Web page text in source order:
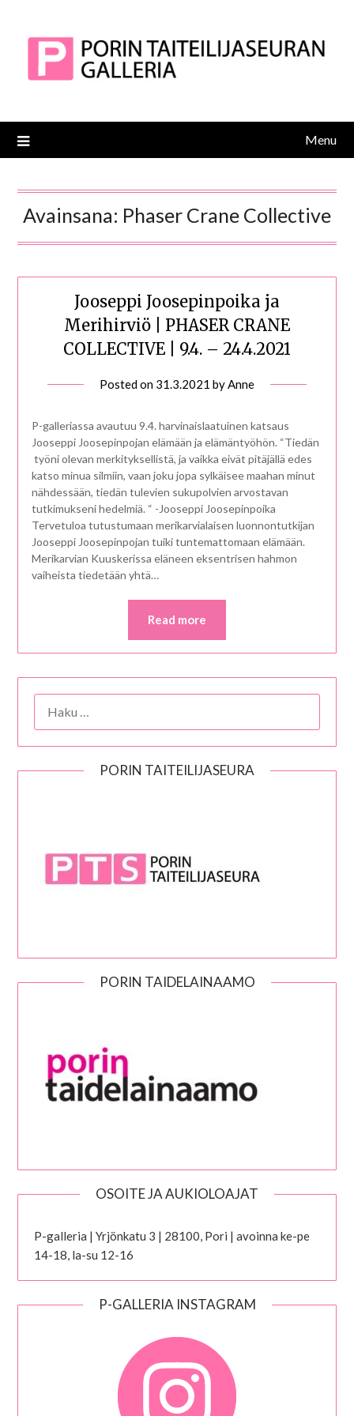
Menu
Avainsana: Phaser Crane Collective
Jooseppi Joosepinpoika ja
Merihirviö | PHASER CRANE
COLLECTIVE | 9.4. – 24.4.2021
Posted on 31.3.2021 byAnne
P-galleriassa avautuu 9.4. harvinaislaatuinen katsaus
Jooseppi Joosepinpojan elämään ja elämäntyöhön. “Tiedän
työni olevan merkityksellistä, ja vaikka eivät pitäjällä edes
katso minua silmiin, vaan joku jopa sylkäisee maahan minut
nähdessään, tiedän tulevien sukupolvien arvostavan
tutkimukseni hedelmiä. “ -Jooseppi Joosepinpoika
Tervetuloa tutustumaan merikarvialaisen luonnontutkijan
Jooseppi Joosepinpojan tuiki tuntemattomaan elämään.
Merikarvian Kuuskerissa eläneen eksentrisen hahmon
vaiheista tiedetään yhtä…
Read more
PORIN TAITEILIJASEURA
PORIN TAIDELAINAAMO
OSOITE JA AUKIOLOAJAT
P-galleria | Yrjönkatu 3 | 28100, Pori | avoinna ke-pe
14-18, la-su 12-16
P-GALLERIA INSTAGRAM